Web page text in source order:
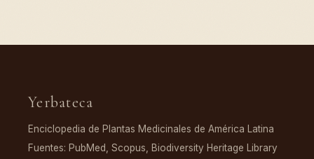
Yerbateca
Enciclopedia de Plantas Medicinales de América Latina
Fuentes: PubMed, Scopus, Biodiversity Heritage Library